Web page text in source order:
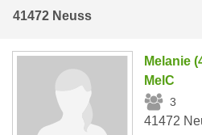
41472 Neuss
Melanie
MelC
3
41472